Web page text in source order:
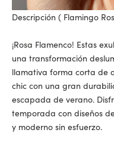
Descripción ( Flamingo
¡Rosa Flamenco! Estas
una transformación
llamativa forma corta de
chic con una gran
escapada de verano.
temporada con diseños
y moderno sin esfuerzo.